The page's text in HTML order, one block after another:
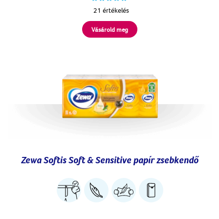
21 értékelés
Vásárold meg
Zewa Softis Soft & Sensitive papír zsebkendő